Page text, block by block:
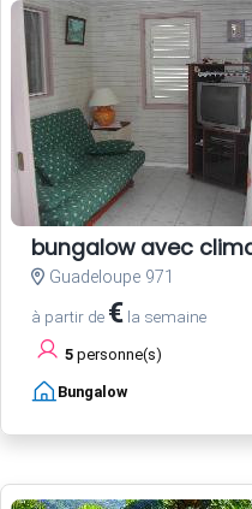
bungalow avec
Guadeloupe 971
à partir de € la semaine
5 personne(s)
Bungalow